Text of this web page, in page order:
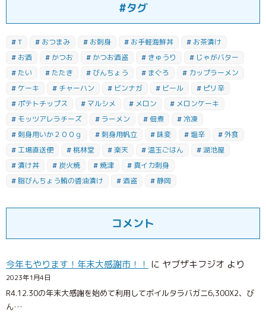
#タグ
T おつまみ お刺身 お手軽海鮮丼
お茶漬け
お酒
かつお かつお酒盗 きゅうり
じゃがバター
たい
たたき びんちょう まぐろ
カップラーメン
ケーキ
チャーハン ビンナガ ビール
ピリ辛
ポテトチップス
マルシメ メロン
メロンケーキ
モッツアレラチーズ
ラーメン 佃煮
冷凍
刺身用いか２００ｇ
刺身用帆立 味変 塩辛
外食
工場直送便
桃林堂 楽天 温玉ごはん
湖池屋
漬け丼
炭火焼 焼津
真イカ刺身
脂びんちょう鮪の醬油漬け
酒盗 静岡
コメント
今年もやります！年末大感謝市！！ に ヤブザキフジオ より
2023年1月4日
R4.12.30の年末大感謝を始めて利用してボイルタラバガニ6,300X2、び
ん…